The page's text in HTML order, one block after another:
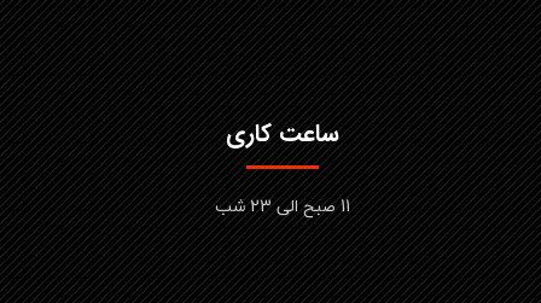
ساعت کاری
11 صبح الی 23 شب